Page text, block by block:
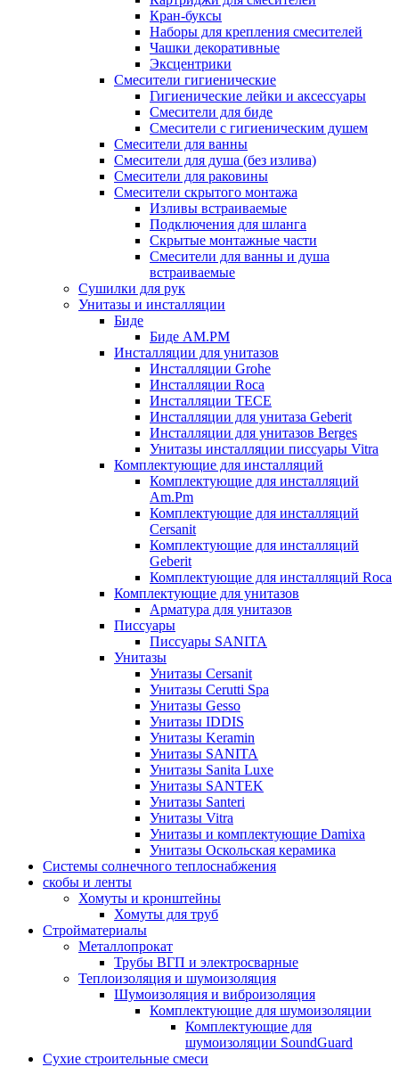
Кран-буксы
Наборы для крепления смесителей
Чашки декоративные
Эксцентрики
Смесители гигиенические
Гигиенические лейки и аксессуары
Смесители для биде
Смесители с гигиеническим душем
Смесители для ванны
Смесители для душа (без излива)
Смесители для раковины
Смесители скрытого монтажа
Изливы встраиваемые
Подключения для шланга
Скрытые монтажные части
Смесители для ванны и душа
встраиваемые
Сушилки для рук
Унитазы и инсталляции
Биде
Биде AM.PM
Инсталляции для унитазов
Инсталляции Grohe
Инсталляции Roca
Инсталляции TECE
Инсталляции для унитаза Geberit
Инсталляции для унитазов Berges
Унитазы инсталляции писсуары Vitra
Комплектующие для инсталляций
Комплектующие для инсталляций
Am.Pm
Комплектующие для инсталляций
Cersanit
Комплектующие для инсталляций
Geberit
Комплектующие для инсталляций Roca
Комплектующие для унитазов
Арматура для унитазов
Писсуары
Писсуары SANITA
Унитазы
Унитазы Cersanit
Унитазы Cerutti Spa
Унитазы Gesso
Унитазы IDDIS
Унитазы Keramin
Унитазы SANITA
Унитазы Sanita Luxe
Унитазы SANTEK
Унитазы Santeri
Унитазы Vitra
Унитазы и комплектующие Damixa
Унитазы Оскольская керамика
Системы солнечного теплоснабжения
скобы и ленты
Хомуты и кронштейны
Хомуты для труб
Стройматериалы
Металлопрокат
Трубы ВГП и электросварные
Теплоизоляция и шумоизоляция
Шумоизоляция и виброизоляция
Комплектующие для шумоизоляции
Комплектующие для
шумоизоляции SoundGuard
Сухие строительные смеси